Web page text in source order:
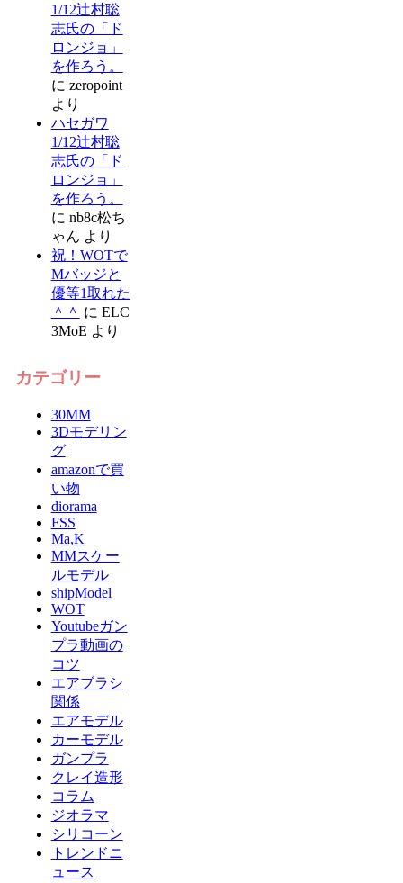
1/12辻村聡
志氏の「ド
ロンジョ」
を作ろう。
に zeropoint
より
ハセガワ
1/12辻村聡
志氏の「ド
ロンジョ」
を作ろう。
に nb8c松ち
ゃん より
祝！WOTで
Mバッジと
優等1取れた
＾＾ に ELC
3MoE より
カテゴリー
30MM
3Dモデリン
グ
amazonで買
い物
diorama
FSS
Ma,K
MMスケー
ルモデル
shipModel
WOT
Youtubeガン
プラ動画の
コツ
エアブラシ
関係
エアモデル
カーモデル
ガンプラ
クレイ造形
コラム
ジオラマ
シリコーン
トレンドニ
ュース